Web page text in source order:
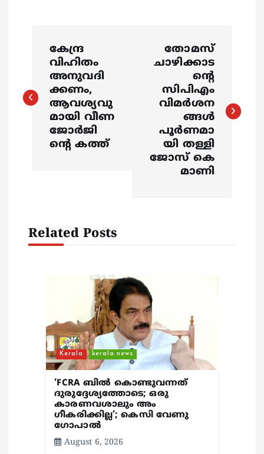
s
കേന്ദ്ര
വിഹിതം
അനുവദി
ക്കണം,
ആവശ്യവു
മായി വീണ
ജോര്‍ജി
ന്റെ കത്ത്
തോമസ്
ചാഴിക്കാട
ന്റെ
സിപിഎം
വിമർശന
ങ്ങൾ
പൂർണമാ
യി തള്ളി
ജോസ് കെ
മാണി
Related Posts
Kerala kerala news
‘FCRA ബിൽ കൊണ്ടുവന്നത്
ദുരുദ്ദേശ്യത്തോടെ; ഒരു
കാരണവശാലും അം​
ഗീകരിക്കില്ല’; കെസി വേണു​
ഗോപാൽ
August 6, 2026